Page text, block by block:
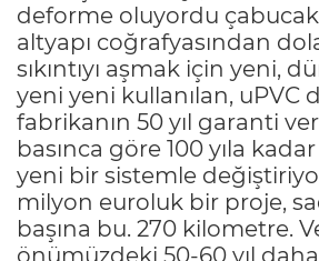
deforme oluyordu çabucak.
altyapı coğrafyasından
sıkıntıyı aşmak için yeni,
yeni yeni kullanılan, uPVC
fabrikanın 50 yıl garanti
basınca göre 100 yıla
yeni bir sistemle
milyon euroluk bir proje,
başına bu. 270 kilometre.
önümüzdeki 50-60 yıl daha